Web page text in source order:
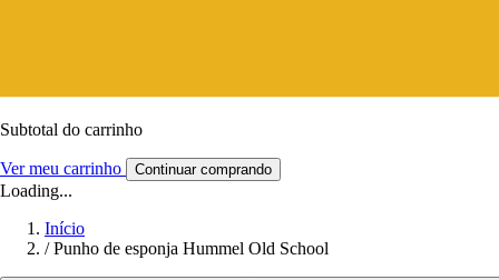
Subtotal do carrinho
Ver meu carrinho Continuar comprando
Loading...
Início
/ Punho de esponja Hummel Old School